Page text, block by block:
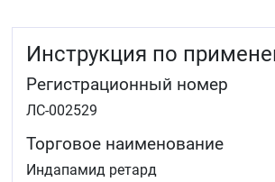
Инструкция по
Регистрационный номер
ЛС-002529
Торговое наименование
Индапамид ретард